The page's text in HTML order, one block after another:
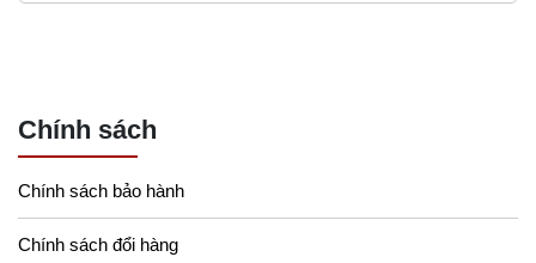
Chính sách
Chính sách bảo hành
Chính sách đổi hàng